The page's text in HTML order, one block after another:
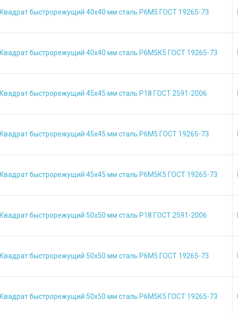
Квадрат быстрорежущий 40х40 мм сталь Р6М5 ГОСТ 19265-73
Квадрат быстрорежущий 40х40 мм сталь Р6М5К5 ГОСТ 19265-73
Квадрат быстрорежущий 45х45 мм сталь Р18 ГОСТ 2591-2006
Квадрат быстрорежущий 45х45 мм сталь Р6М5 ГОСТ 19265-73
Квадрат быстрорежущий 45х45 мм сталь Р6М5К5 ГОСТ 19265-73
Квадрат быстрорежущий 50х50 мм сталь Р18 ГОСТ 2591-2006
Квадрат быстрорежущий 50х50 мм сталь Р6М5 ГОСТ 19265-73
Квадрат быстрорежущий 50х50 мм сталь Р6М5К5 ГОСТ 19265-73